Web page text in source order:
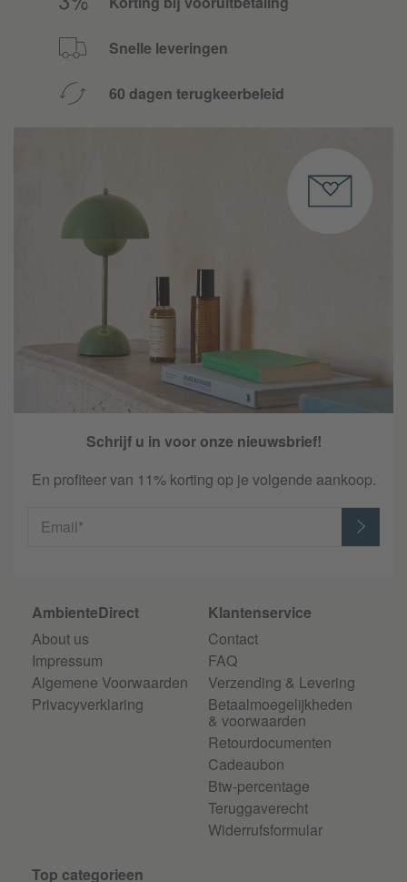
Snelle leveringen
60 dagen terugkeerbeleid
Schrijf u in voor onze nieuwsbrief!
En profiteer van 11% korting op je volgende aankoop.
Email*
AmbienteDirect
About us
Impressum
Algemene Voorwaarden
Privacyverklaring
Klantenservice
Contact
FAQ
Verzending & Levering
Betaalmoegelijkheden
& voorwaarden
Retourdocumenten
Cadeaubon
Btw-percentage
Teruggaverecht
Widerrufsformular
Top categorieen